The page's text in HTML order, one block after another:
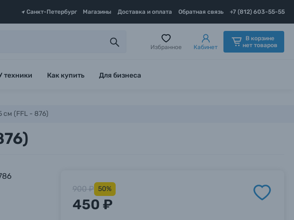
Санкт-Петербург Магазины Доставка и оплата Обратная связь +7 (812) 603-55-55
Избранное Кабинет
В корзине
нет товаров
техники Как купить Для бизнеса
см (FFL - 876)
900 ₽ 50%
450 ₽